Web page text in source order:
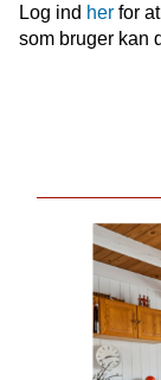
Log ind herfor at
som bruger kan